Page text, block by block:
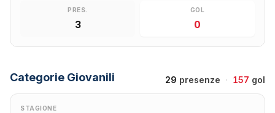
PRES.
3
GOL
0
Categorie Giovanili 29 presenze · 157 gol
STAGIONE